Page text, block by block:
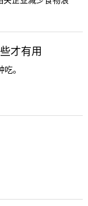
才有用
。